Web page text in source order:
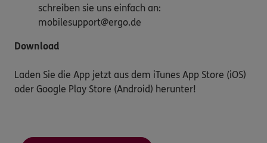
schreiben sie uns einfach an:
mobilesupport@ergo.de
Download
Laden Sie die App jetzt aus dem iTunes App Store (iOS)
oder Google Play Store (Android) herunter!